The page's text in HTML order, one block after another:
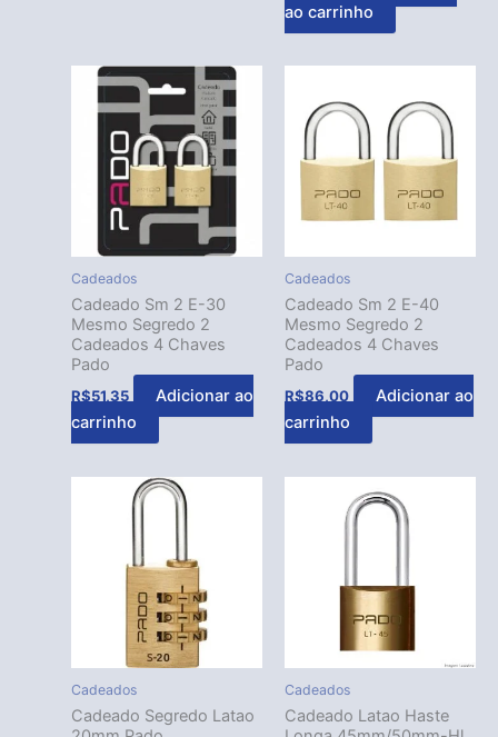
ao carrinho
Cadeados
Cadeado Sm 2 E-30
Mesmo Segredo 2
Cadeados 4 Chaves
Pado
R$51,35
Adicionar ao
carrinho
Cadeados
Cadeado Sm 2 E-40
Mesmo Segredo 2
Cadeados 4 Chaves
Pado
R$86,00
Adicionar ao
carrinho
Cadeados
Cadeado Segredo Latao
Cadeados
Cadeado Latao Haste